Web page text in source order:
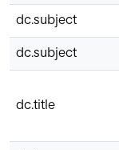
dc.subject
dc.subject
dc.title